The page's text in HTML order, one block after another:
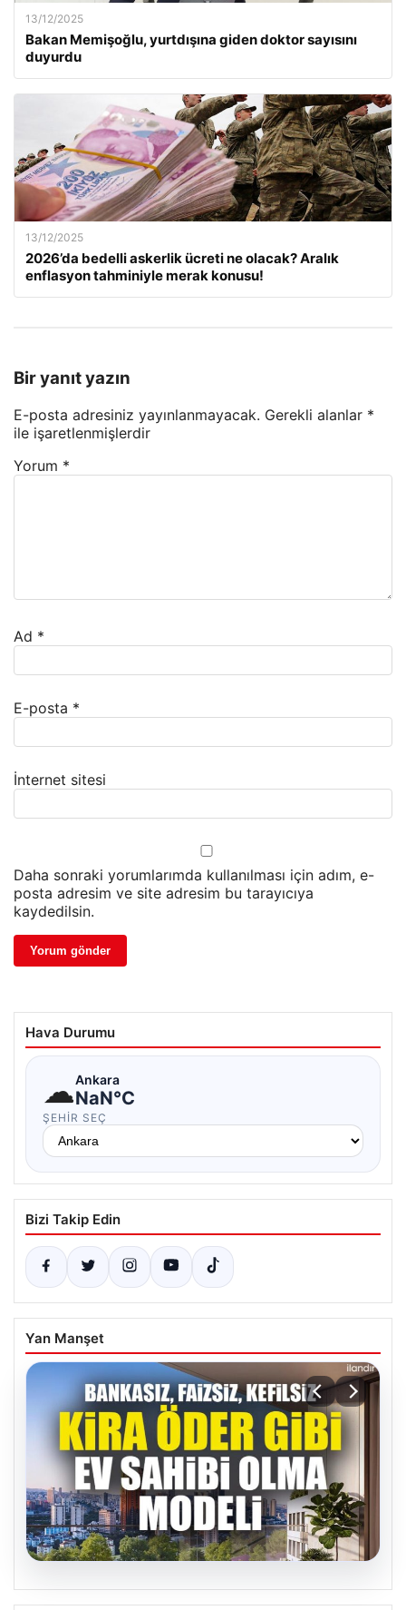
13/12/2025
Bakan Memişoğlu, yurtdışına giden doktor sayısını
duyurdu
13/12/2025
2026’da bedelli askerlik ücreti ne olacak? Aralık
enflasyon tahminiyle merak konusu!
Bir yanıt yazın
E-posta adresiniz yayınlanmayacak. Gerekli alanlar *
ile işaretlenmişlerdir
Yorum *
Ad *
E-posta *
İnternet sitesi
Daha sonraki yorumlarımda kullanılması için adım, e-
posta adresim ve site adresim bu tarayıcıya
kaydedilsin.
Hava Durumu
☁Ankara
NaN°C
ŞEHIR SEÇ
Bizi Takip Edin
Yan Manşet
06.08.2026